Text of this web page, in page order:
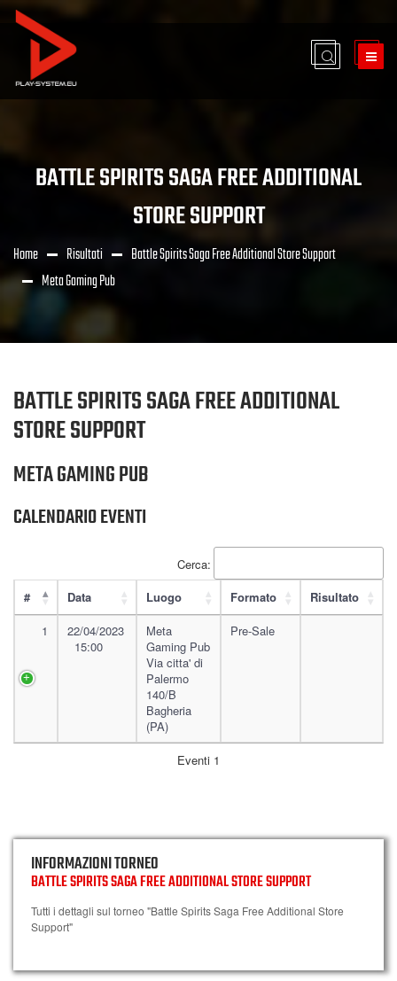
BATTLE SPIRITS SAGA FREE ADDITIONAL
STORE SUPPORT
Home Risultati
Battle Spirits Saga Free Additional Store Support
Meta Gaming Pub
BATTLE SPIRITS SAGA FREE ADDITIONAL
STORE SUPPORT
META GAMING PUB
CALENDARIO EVENTI
Cerca:
#
Data Luogo Formato
Risultato
1
22/04/2023
15:00
Meta
Gaming Pub
Via citta' di
Palermo
140/B
Bagheria
(PA)
Pre-Sale
Eventi 1
INFORMAZIONI TORNEO
BATTLE SPIRITS SAGA FREE ADDITIONAL STORE SUPPORT
Tutti i dettagli sul torneo "Battle Spirits Saga Free Additional Store
Support"